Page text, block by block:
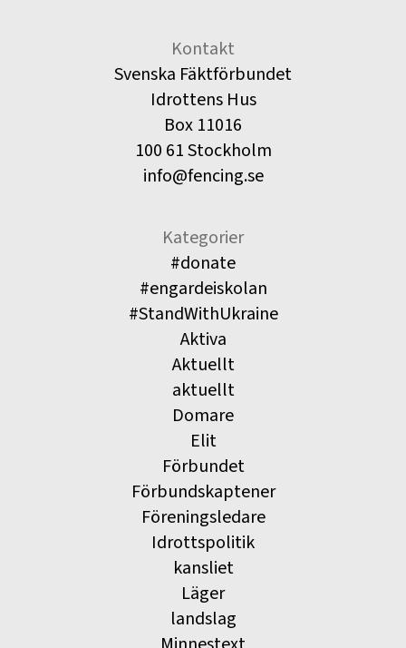
Kontakt
Svenska Fäktförbundet
Idrottens Hus
Box 11016
100 61 Stockholm
info@fencing.se
Kategorier
#donate
#engardeiskolan
#StandWithUkraine
Aktiva
Aktuellt
aktuellt
Domare
Elit
Förbundet
Förbundskaptener
Föreningsledare
Idrottspolitik
kansliet
Läger
landslag